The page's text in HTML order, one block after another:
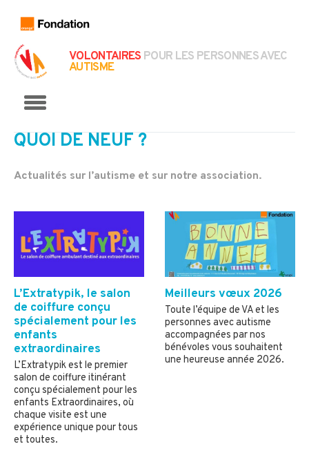
VOLONTAIRES POUR LES PERSONNES AVEC
AUTISME
QUOI DE NEUF ?
Actualités sur l’autisme et sur notre association.
L’Extratypik, le salon
de coiffure conçu
spécialement pour les
enfants
extraordinaires
L’Extratypik est le premier
salon de coiffure itinérant
conçu spécialement pour les
enfants Extraordinaires, où
chaque visite est une
expérience unique pour tous
et toutes.
Meilleurs vœux 2026
Toute l’équipe de VA et les
personnes avec autisme
accompagnées par nos
bénévoles vous souhaitent
une heureuse année 2026.